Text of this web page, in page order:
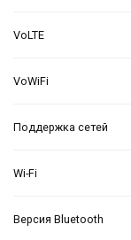
VoLTE
VoWiFi
Поддержка сетей
Wi-Fi
Версия Bluetooth